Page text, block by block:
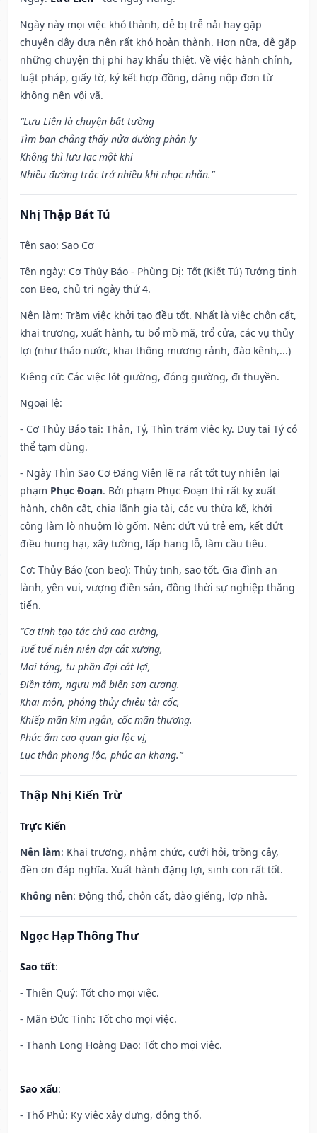
Ngày này mọi việc khó thành, dễ bị trễ nải hay gặp
chuyện dây dưa nên rất khó hoàn thành. Hơn nữa, dễ gặp
những chuyện thị phi hay khẩu thiệt. Về việc hành chính,
luật pháp, giấy tờ, ký kết hợp đồng, dâng nộp đơn từ
không nên vội vã.
“Lưu Liên là chuyện bất tường
Tìm bạn chẳng thấy nửa đường phân ly
Không thì lưu lạc một khi
Nhiều đường trắc trở nhiều khi nhọc nhằn.”
Nhị Thập Bát Tú
Tên sao: Sao Cơ
Tên ngày: Cơ Thủy Báo - Phùng Dị: Tốt (Kiết Tú) Tướng tinh
con Beo, chủ trị ngày thứ 4.
Nên làm: Trăm việc khởi tạo đều tốt. Nhất là việc chôn cất,
khai trương, xuất hành, tu bổ mồ mã, trổ cửa, các vụ thủy
lợi (như tháo nước, khai thông mương rảnh, đào kênh,...)
Kiêng cữ: Các việc lót giường, đóng giường, đi thuyền.
Ngoại lệ:
- Cơ Thủy Báo tại: Thân, Tý, Thìn trăm việc kỵ. Duy tại Tý có
thể tạm dùng.
- Ngày Thìn Sao Cơ Đăng Viên lẽ ra rất tốt tuy nhiên lại
phạm Phục Đoạn. Bởi phạm Phục Đoạn thì rất kỵ xuất
hành, chôn cất, chia lãnh gia tài, các vụ thừa kế, khởi
công làm lò nhuộm lò gốm. Nên: dứt vú trẻ em, kết dứt
điều hung hại, xây tường, lấp hang lỗ, làm cầu tiêu.
Cơ: Thủy Báo (con beo): Thủy tinh, sao tốt. Gia đình an
lành, yên vui, vượng điền sản, đồng thời sự nghiệp thăng
tiến.
“Cơ tinh tạo tác chủ cao cường,
Tuế tuế niên niên đại cát xương,
Mai táng, tu phần đại cát lợi,
Điền tàm, ngưu mã biến sơn cương.
Khai môn, phóng thủy chiêu tài cốc,
Khiếp mãn kim ngân, cốc mãn thương.
Phúc ấm cao quan gia lộc vị,
Lục thân phong lộc, phúc an khang.”
Thập Nhị Kiến Trừ
Trực Kiến
Nên làm: Khai trương, nhậm chức, cưới hỏi, trồng cây,
đền ơn đáp nghĩa. Xuất hành đặng lợi, sinh con rất tốt.
Không nên: Động thổ, chôn cất, đào giếng, lợp nhà.
Ngọc Hạp Thông Thư
Sao tốt:
- Thiên Quý: Tốt cho mọi việc.
- Mãn Đức Tinh: Tốt cho mọi việc.
- Thanh Long Hoàng Đạo: Tốt cho mọi việc.
Sao xấu:
- Thổ Phủ: Kỵ việc xây dựng, động thổ.